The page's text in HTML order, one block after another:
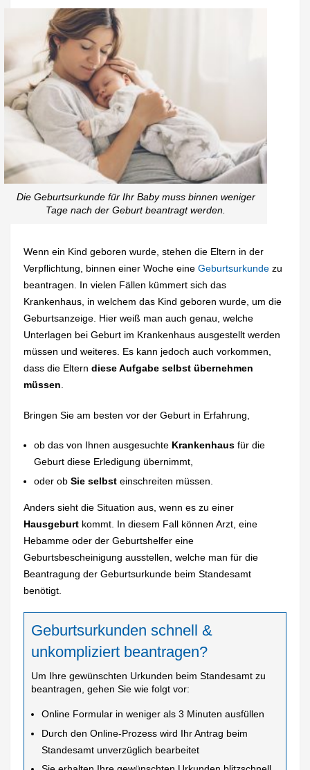
Die Geburtsurkunde für Ihr Baby muss binnen weniger
Tage nach der Geburt beantragt werden.
Wenn ein Kind geboren wurde, stehen die Eltern in der
Verpflichtung, binnen einer Woche eineGeburtsurkunde zu
beantragen. In vielen Fällen kümmert sich das
Krankenhaus, in welchem das Kind geboren wurde, um die
Geburtsanzeige. Hier weiß man auch genau, welche
Unterlagen bei Geburt im Krankenhaus ausgestellt werden
müssen und weiteres. Es kann jedoch auch vorkommen,
dass die Elterndiese Aufgabe selbst übernehmen
müssen
Bringen Sie am besten vor der Geburt in Erfahrung,
ob das von Ihnen ausgesuchte Krankenhaus für die
Geburt diese Erledigung übernimmt,
oder ob Sie selbst einschreiten müssen.
Anders sieht die Situation aus, wenn es zu einer
Hausgeburt kommt. In diesem Fall können Arzt, eine
Hebamme oder der Geburtshelfer eine
Geburtsbescheinigung ausstellen, welche man für die
Beantragung der Geburtsurkunde beim Standesamt
benötigt.
Geburtsurkunden schnell &
unkompliziert beantragen?
Um Ihre gewünschten Urkunden beim Standesamt zu
beantragen, gehen Sie wie folgt vor:
Online Formular in weniger als 3 Minuten ausfüllen
Durch den Online-Prozess wird Ihr Antrag beim
Standesamt unverzüglich bearbeitet